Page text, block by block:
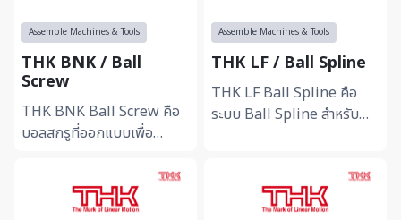
Assemble Machines & Tools
THK BNK / Ball
Screw
THK BNK Ball Screw คือ
บอลสกรูที่ออกแบบเพื่อ
ต้องการความแม่นยำสูง ช่วย
ลดแรงเสียดทานและเพิ่ม
Assemble Machines & Tools
THK LF / Ball Spline
THK LF Ball Spline คือ
ระบบ Ball Spline สำหรับ